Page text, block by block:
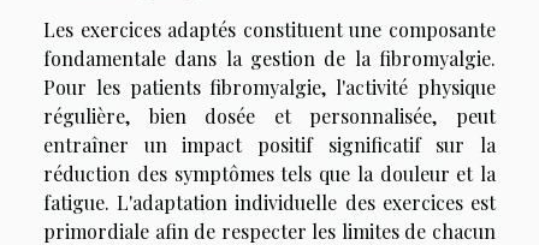
Les exercices adaptés constituent une composante
fondamentale dans la gestion de la fibromyalgie.
Pour les patients fibromyalgie, l'activité physique
régulière, bien dosée et personnalisée, peut
entraîner un impact positif significatif sur la
réduction des symptômes tels que la douleur et la
fatigue. L'adaptation individuelle des exercices est
primordiale afin de respecter les limites de chacun